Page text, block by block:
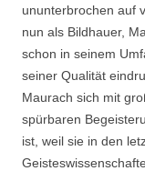
ununterbrochen auf
nun als Bildhauer,
schon in seinem
seiner Qualität
Maurach sich mit
spürbaren
ist, weil sie in den